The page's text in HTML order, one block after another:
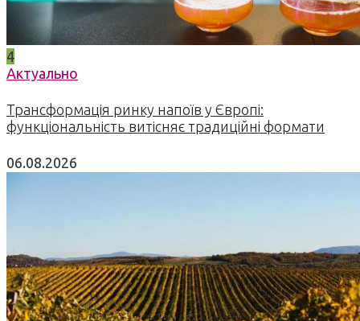
4
Актуально
Трансформація ринку напоїв у Європі:
функціональність витісняє традиційні формати
06.08.2026